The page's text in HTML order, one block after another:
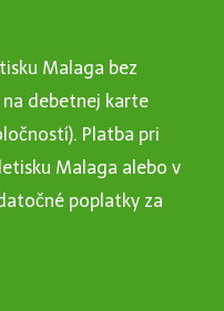
Malaga bez
debetnej karte
Platba pri
Malaga alebo v
poplatky za